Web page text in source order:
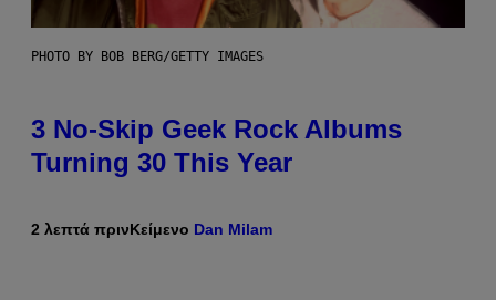
PHOTO BY BOB BERG/GETTY IMAGES
3 No-Skip Geek Rock Albums
Turning 30 This Year
2 λεπτά πρινΚείμενο Dan Milam